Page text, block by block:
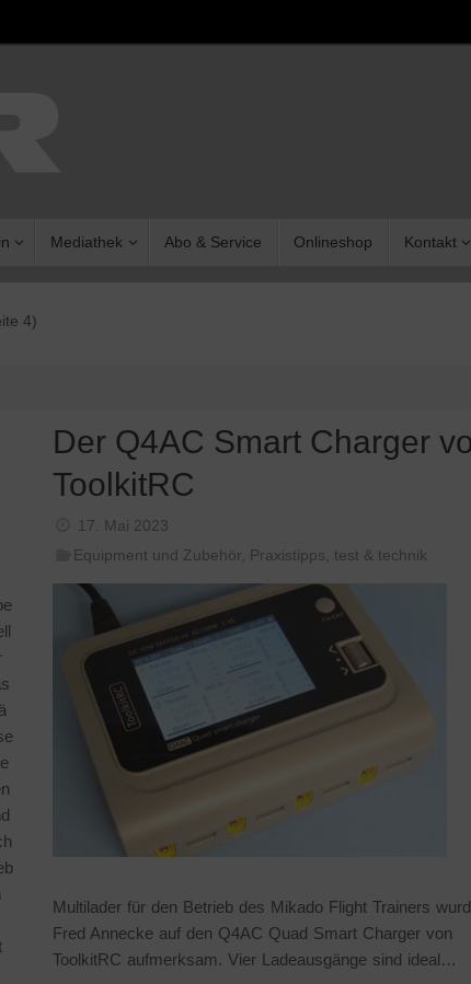
Mediathek Abo & Service Onlineshop Kontakt
4)
Der Q4AC Smart Charger
ToolkitRC
17. Mai 2023
Equipment und Zubehör
Praxistipps test & technik
Multilader für den Betrieb des Mikado Flight Trainers
Fred Annecke auf den Q4AC Quad Smart Charger von
ToolkitRC aufmerksam. Vier Ladeausgänge sind ideal…